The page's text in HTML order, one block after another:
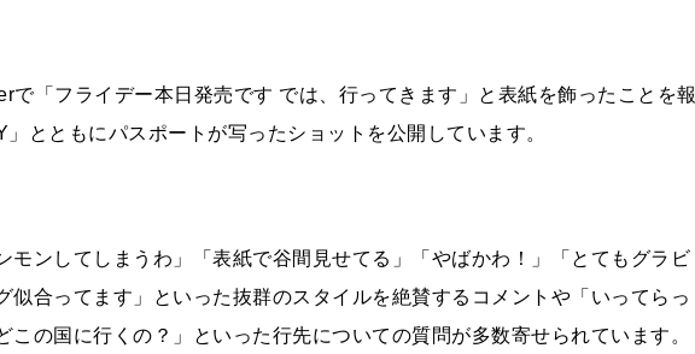
で「フライデー本日発売です では、行ってきます」と表紙を飾ったことを報
とともにパスポートが写ったショットを公開しています。
モンしてしまうわ」「表紙で谷間見せてる」「やばかわ！」「とてもグラビ
似合ってます」といった抜群のスタイルを絶賛するコメントや「いってらっ
この国に行くの？」といった行先についての質問が多数寄せられています。